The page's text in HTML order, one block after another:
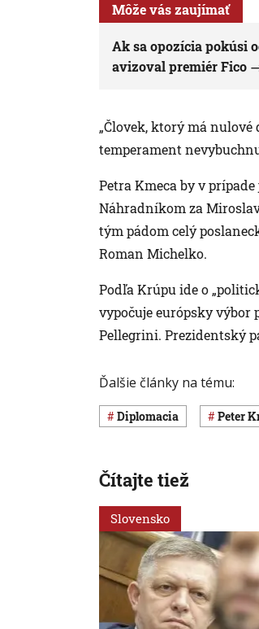
Môže vás zaujímať
Ak sa opozícia pokúsi
avizoval premiér Fico
„Človek, ktorý má
temperament
Petra Kmeca by v
Náhradníkom za
tým pádom celý
Roman Michelko.
Podľa Krúpu ide o
vypočuje európsky
Pellegrini. Prezidentský
Ďalšie články na tému:
diplomacia Peter
Čítajte tiež
Slovensko